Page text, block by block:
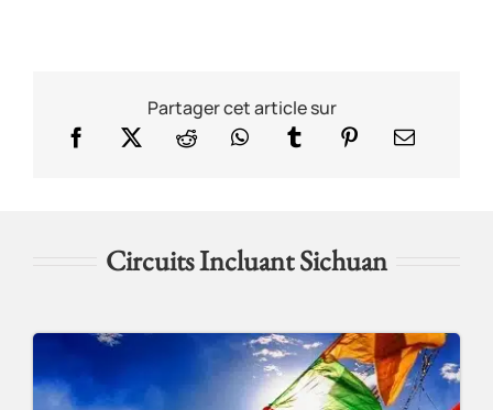
Partager cet article sur
Circuits Incluant Sichuan